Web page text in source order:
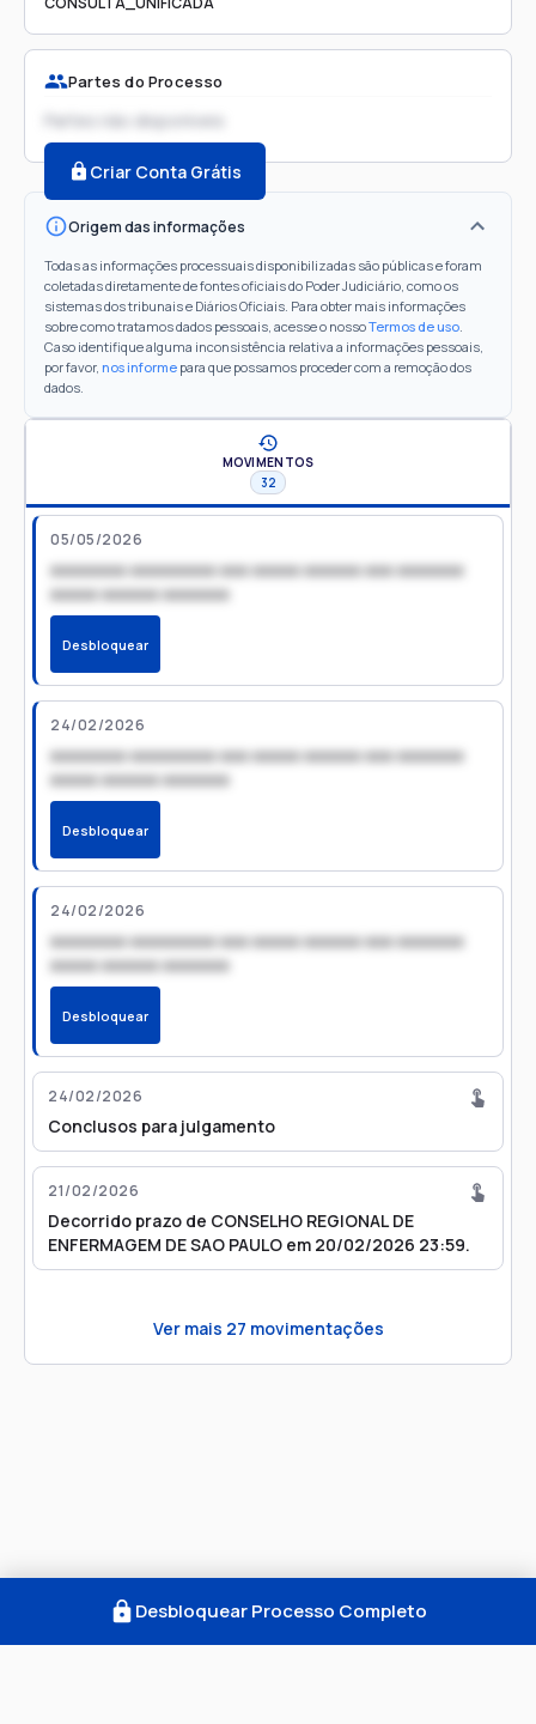
Partes do Processo
Partes não disponíveis
Criar Conta Grátis
Origem das informações
Todas as informações processuais disponibilizadas são públicas e foram
coletadas diretamente de fontes oficiais do Poder Judiciário, como os
sistemas dos tribunais e Diários Oficiais. Para obter mais informações
sobre como tratamos dados pessoais, acesse o nossoTermos de uso.
Caso identifique alguma inconsistência relativa a informações pessoais,
por favor, nos informe para que possamos proceder com a remoção dos
dados.
MOVIMENTOS
32
05/05/2026
xxxxxxxx xxxxxxxxx xxx xxxxx xxxxxx xxx xxxxxxx
xxxxx xxxxxx xxxxxxx
Desbloquear
24/02/2026
xxxxxxxx xxxxxxxxx xxx xxxxx xxxxxx xxx xxxxxxx
xxxxx xxxxxx xxxxxxx
Desbloquear
24/02/2026
xxxxxxxx xxxxxxxxx xxx xxxxx xxxxxx xxx xxxxxxx
xxxxx xxxxxx xxxxxxx
Desbloquear
24/02/2026
Conclusos para julgamento
21/02/2026
Decorrido prazo de CONSELHO REGIONAL DE
ENFERMAGEM DE SAO PAULO em 20/02/2026 23:59.
Ver mais 27 movimentações
Desbloquear Processo Completo